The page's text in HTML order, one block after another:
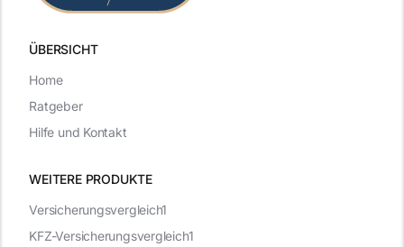
ÜBERSICHT
WEITERE PRODUKTE
Versicherungsvergleich1
KFZ-Versicherungsvergleich1
Home
Ratgeber
Hilfe und Kontakt